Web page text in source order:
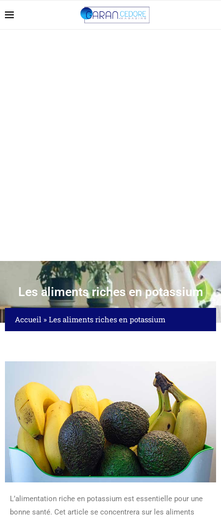
Les aliments riches en potassium
Accueil » Les aliments riches en potassium
L’alimentation riche en potassium est essentielle pour une
bonne santé. Cet article se concentrera sur les aliments